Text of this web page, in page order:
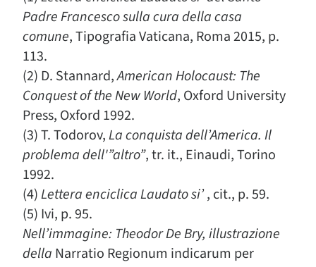
Padre Francesco sulla cura della casa
comune, Tipografia Vaticana, Roma 2015, p.
113.
(2) D. Stannard,American Holocaust: The
Conquest of the New World, Oxford University
Press, Oxford 1992.
(3) T. Todorov,La conquista dell’America. Il
problema dell'”altro”, tr. it., Einaudi, Torino
1992.
(4)Lettera enciclica Laudato si’, cit., p. 59.
(5) Ivi, p. 95.
Nell’immagine: Theodor De Bry, illustrazione
della Narratio Regionum indicarum per